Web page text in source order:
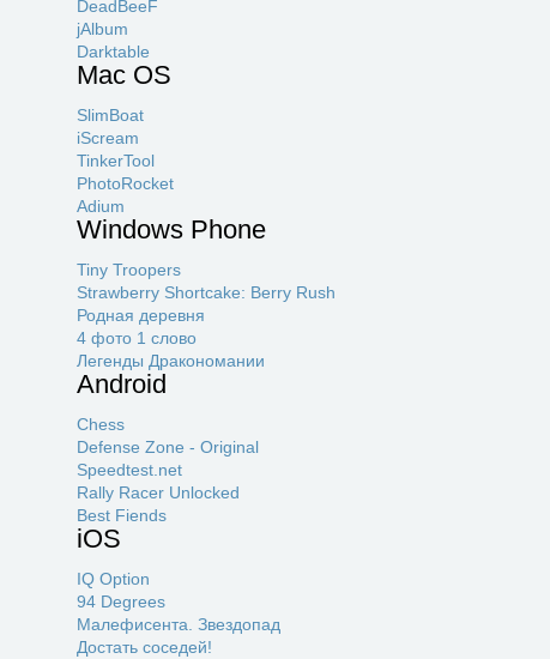
DeadBeeF
jAlbum
Darktable
Mac OS
SlimBoat
iScream
TinkerTool
PhotoRocket
Adium
Windows Phone
Tiny Troopers
Strawberry Shortcake: Berry Rush
Родная деревня
4 фото 1 слово
Легенды Дракономании
Android
Chess
Defense Zone - Original
Speedtest.net
Rally Racer Unlocked
Best Fiends
iOS
IQ Option
94 Degrees
Малефисента. Звездопад
Достать соседей!